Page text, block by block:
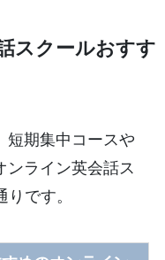
スクールおすす
短期集中コースや
ンライン英会話ス
です。